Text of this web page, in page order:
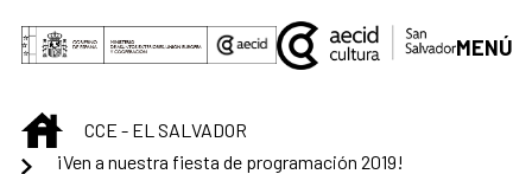
Saltar al contenido principal
MENÚ
INICIOCCE - EL SALVADOR
¡Ven a nuestra fiesta de programación 2019!